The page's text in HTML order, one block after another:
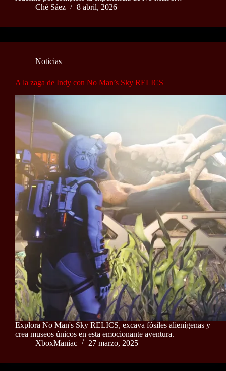
Ché Sáez
8 abril, 2026
Noticias
A la zaga de Indy con No Man’s Sky RELICS
Explora No Man's Sky RELICS, excava fósiles alienígenas y
crea museos únicos en esta emocionante aventura.
XboxManiac
27 marzo, 2025